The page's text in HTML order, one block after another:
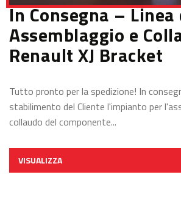
In Consegna – Linea
Assemblaggio e
Renault XJ Bracket
Tutto pronto per la spedizione! In
stabilimento del Cliente l'impianto per
collaudo del componente...
VISUALIZZA